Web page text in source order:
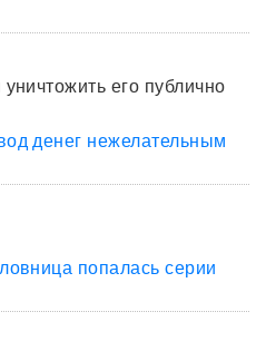
его публично
денег нежелательным
попалась серии